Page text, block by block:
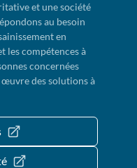
et une société
au besoin
en
les compétences à
concernées
des solutions à